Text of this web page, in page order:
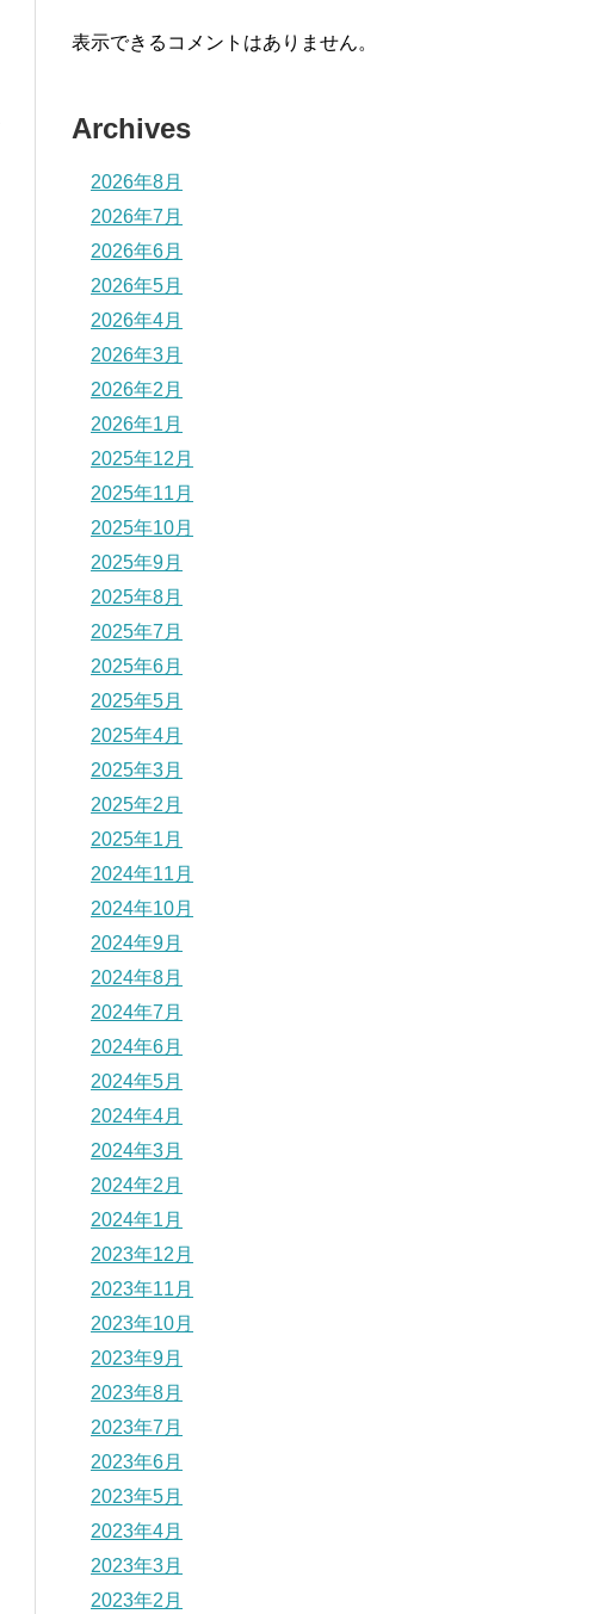
表示できるコメントはありません。
Archives
2026年8月
2026年7月
2026年6月
2026年5月
2026年4月
2026年3月
2026年2月
2026年1月
2025年12月
2025年11月
2025年10月
2025年9月
2025年8月
2025年7月
2025年6月
2025年5月
2025年4月
2025年3月
2025年2月
2025年1月
2024年11月
2024年10月
2024年9月
2024年8月
2024年7月
2024年6月
2024年5月
2024年4月
2024年3月
2024年2月
2024年1月
2023年12月
2023年11月
2023年10月
2023年9月
2023年8月
2023年7月
2023年6月
2023年5月
2023年4月
2023年3月
2023年2月